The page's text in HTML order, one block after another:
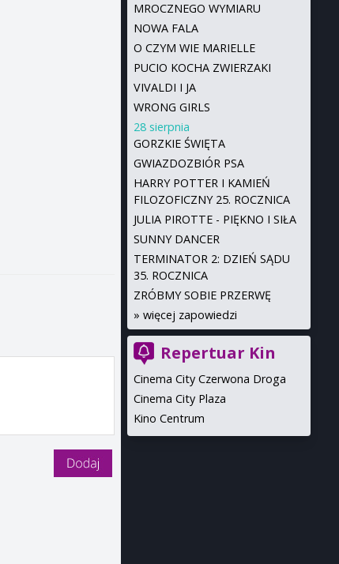
MROCZNEGO WYMIARU
NOWA FALA
O CZYM WIE MARIELLE
PUCIO KOCHA ZWIERZAKI
VIVALDI I JA
WRONG GIRLS
28 sierpnia
GORZKIE ŚWIĘTA
GWIAZDOZBIÓR PSA
HARRY POTTER I KAMIEŃ
FILOZOFICZNY 25. ROCZNICA
JULIA PIROTTE - PIĘKNO I SIŁA
SUNNY DANCER
TERMINATOR 2: DZIEŃ SĄDU
35. ROCZNICA
ZRÓBMY SOBIE PRZERWĘ
» więcej zapowiedzi
Repertuar Kin
Cinema City Czerwona Droga
Cinema City Plaza
Kino Centrum